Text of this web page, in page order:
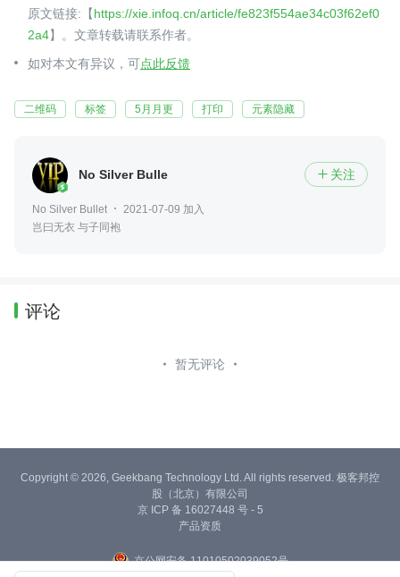
原文链接:【https://xie.infoq.cn/article/fe823f554ae34c03f62ef0
2a4】。文章转载请联系作者。
如对本文有异议，可点此反馈
二维码 标签 5月月更 打印 元素隐藏
No Silver Bullet  关注
No Silver Bullet
2021-07-09 加入
岂曰无衣 与子同袍
评论
暂无评论
Copyright © 2026, Geekbang Technology Ltd. All rights reserved. 极客邦控
股（北京）有限公司
京 ICP 备 16027448 号 - 5
产品资质
京公网安备 11010502039052号